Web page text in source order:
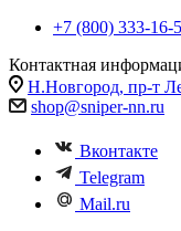
+7 (800) 333-16-
Контактная
Н.Новгород, пр-т
shop@sniper-nn.ru
Вконтакте
Telegram
Mail.ru